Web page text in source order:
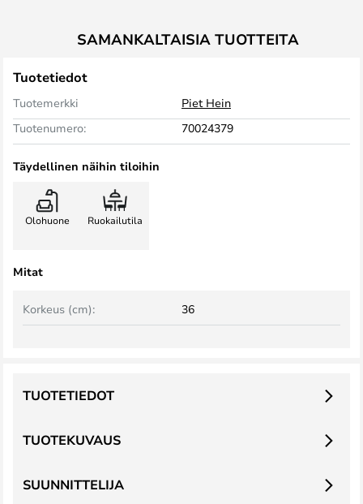
SAMANKALTAISIA TUOTTEITA
Tuotetiedot
Tuotemerkki
Piet Hein
Tuotenumero:
70024379
Täydellinen näihin tiloihin
Olohuone Ruokailutila
Mitat
Korkeus (cm): 36
TUOTEKUVAUS
TUOTETIEDOT
SUUNNITTELIJA